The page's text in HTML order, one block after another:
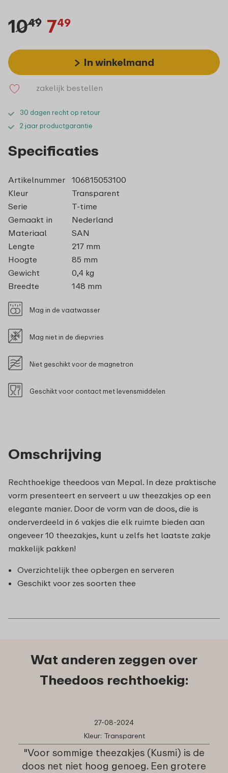
1049 749
In winkelmand
zakelijk bestellen
30 dagen recht op retour
2 jaar productgarantie
Omschrijving
Rechthoekige theedoos van Mepal. In deze praktische
vorm presenteert en serveert u uw theezakjes op een
elegante manier. Door de vorm van de doos, die is
onderverdeeld in 6 vakjes die elk ruimte bieden aan
ongeveer 10 theezakjes, kunt u zelfs het laatste zakje
makkelijk pakken!
Overzichtelijk thee opbergen en serveren
Geschikt voor zes soorten thee
Specificaties
Artikelnummer
106815053100
Kleur
Transparent
Serie
T-time
Gemaakt in
Nederland
Materiaal
SAN
Lengte
217 mm
Hoogte
85 mm
Gewicht
0,4 kg
Breedte
148 mm
Mag in de vaatwasser
Mag niet in de diepvries
Niet geschikt voor de magnetron
Geschikt voor contact met levensmiddelen
Wat anderen zeggen over
Theedoos rechthoekig:
27-08-2024
Kleur: Transparent
"Voor sommige theezakjes (Kusmi) is de
doos net niet hoog genoeg. Een grotere